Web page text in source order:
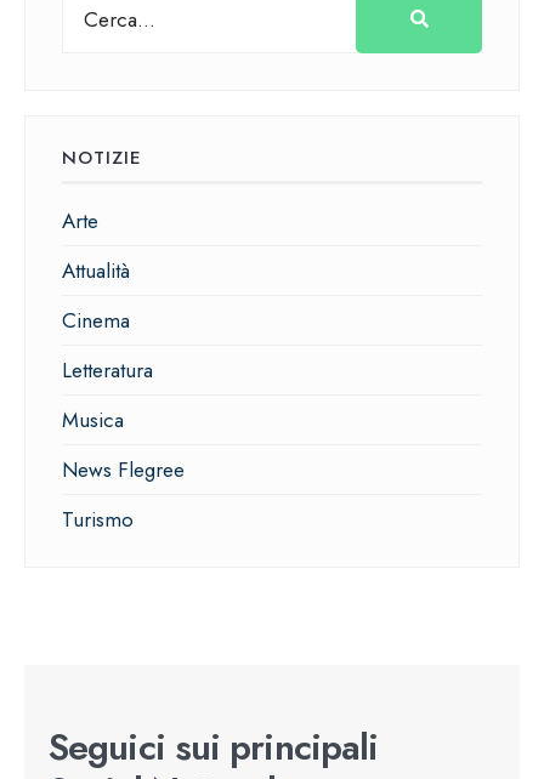
NOTIZIE
Arte
Attualità
Cinema
Letteratura
Musica
News Flegree
Turismo
Seguici sui principali